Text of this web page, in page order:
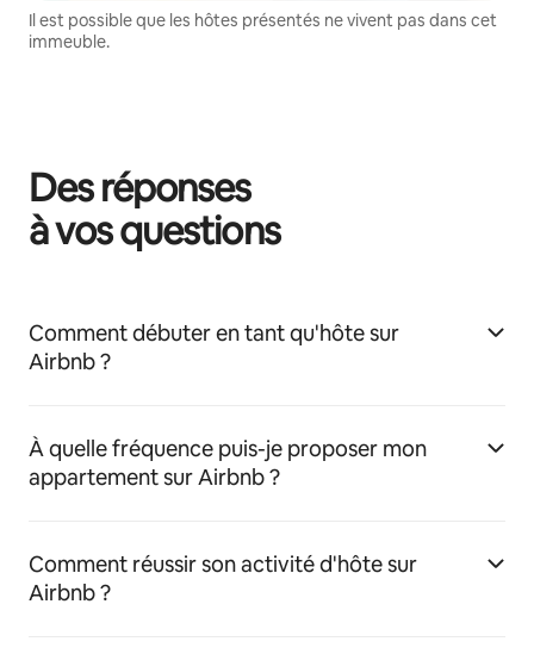
Il est possible que les hôtes présentés ne vivent pas dans cet
immeuble.
Des réponses
à vos questions
Comment débuter en tant qu'hôte sur
Airbnb ?
À quelle fréquence puis-je proposer mon
appartement sur Airbnb ?
Comment réussir son activité d'hôte sur
Airbnb ?